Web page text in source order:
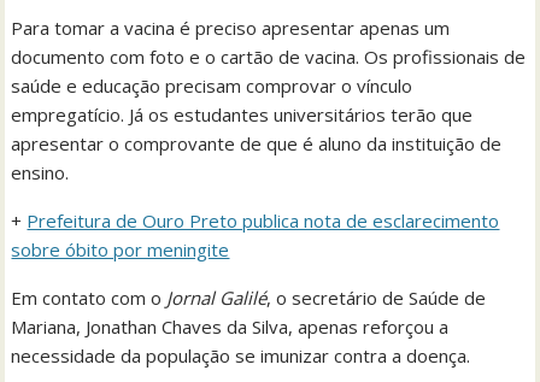
Para tomar a vacina é preciso apresentar apenas um
documento com foto e o cartão de vacina. Os profissionais de
saúde e educação precisam comprovar o vínculo
empregatício. Já os estudantes universitários terão que
apresentar o comprovante de que é aluno da instituição de
ensino.
+ Prefeitura de Ouro Preto publica nota de esclarecimento
sobre óbito por meningite
Em contato com o Jornal Galilé, o secretário de Saúde de
Mariana, Jonathan Chaves da Silva, apenas reforçou a
necessidade da população se imunizar contra a doença.